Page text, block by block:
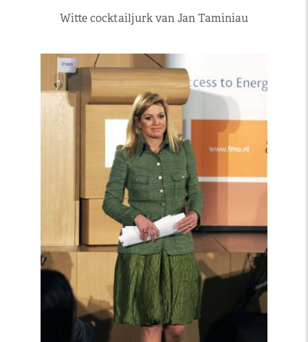
Witte cocktailjurk van Jan Taminiau